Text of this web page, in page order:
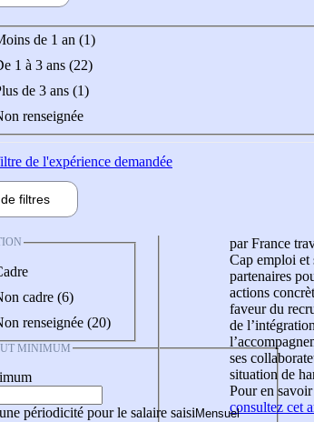
de 1 an (1)
1 à 3 ans (22)
de 3 ans (1)
renseignée
de l'expérience demandée
filtres
cadre (6)
renseignée (20)
MINIMUM
périodicité pour le salaire saisi
par France
Cap emploi et
partenaires
actions
faveur du
de
ses
situation de
Pour en
consultez cet